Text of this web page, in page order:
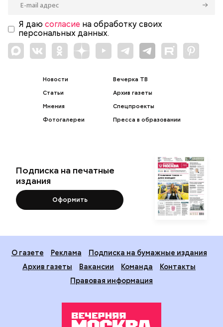
Я даю согласие на обработку своих
персональных данных.
Новости
Статьи
Мнения
Фотогалереи
Вечерка ТВ
Архив газеты
Спецпроекты
Пресса в образовании
Подписка на печатные
издания
Оформить
О газете Реклама
Подписка на бумажные издания
Архив газеты
Вакансии Команда
Контакты
Правовая информация